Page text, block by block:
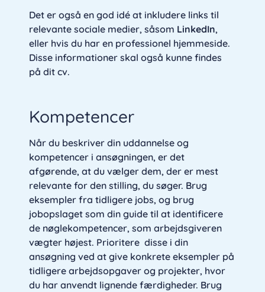
Det er også en god idé at inkludere links til
relevante sociale medier, såsom LinkedIn,
eller hvis du har en professionel hjemmeside.
Disse informationer skal også kunne findes
på dit cv.
Kompetencer
Når du beskriver din uddannelse og
kompetencer i ansøgningen, er det
afgørende, at du vælger dem, der er mest
relevante for den stilling, du søger. Brug
eksempler fra tidligere jobs, og brug
jobopslaget som din guide til at identificere
de nøglekompetencer, som arbejdsgiveren
vægter højest. Prioritere disse i din
ansøgning ved at give konkrete eksempler på
tidligere arbejdsopgaver og projekter, hvor
du har anvendt lignende færdigheder. Brug